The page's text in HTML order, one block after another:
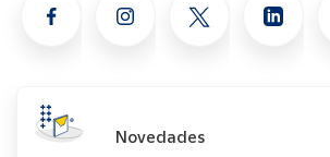
Novedades